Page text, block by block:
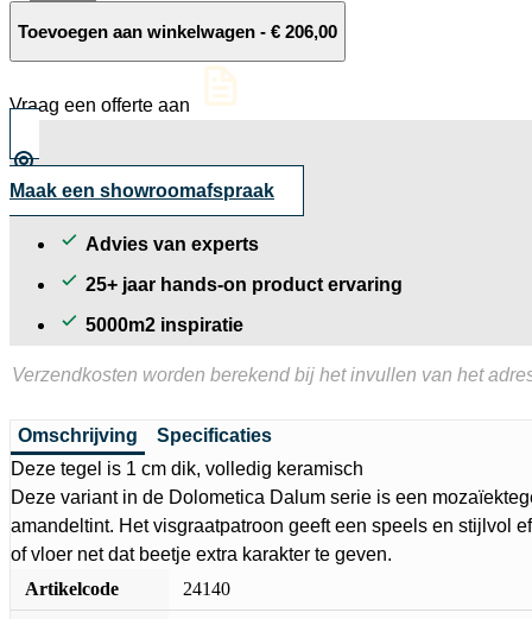
10MM
Dalum
36,2x41x2
aantal
Toevoegen aan winkelwagen - € 206,00
Vraag een offerte aan
Maak een showroomafspraak
Advies van experts
25+ jaar hands-on product ervaring
5000m2 inspiratie
Verzendkosten worden berekend bij het invullen van het
Omschrijving
Specificaties
Deze tegel is 1 cm dik, volledig keramisch
Deze variant in de Dolometica Dalum serie is een
amandeltint. Het visgraatpatroon geeft een speels en stijlvol
of vloer net dat beetje extra karakter te geven.
Artikelcode
24140